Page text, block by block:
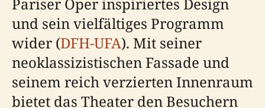
und sein vielfältiges Programm
wider (DFH-UFA). Mit seiner
neoklassizistischen Fassade und
seinem reich verzierten Innenraum
bietet das Theater den Besuchern